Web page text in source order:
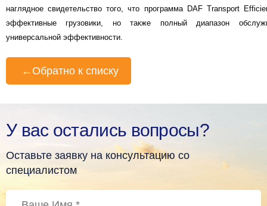
наглядное свидетельство того, что программа DAF Transport
эффективные грузовики, но также полный диапазон
универсальной эффективности.
← Обратно к списку
У вас остались вопросы?
Оставьте заявку на консультацию со
специалистом